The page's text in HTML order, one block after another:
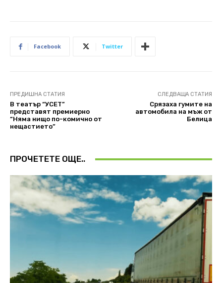
Facebook Twitter
ПРЕДИШНА СТАТИЯ
В театър “УСЕТ”
представят премиерно
“Няма нищо по-комично от
нещастието”
СЛЕДВАЩА СТАТИЯ
Срязаха гумите на
автомобила на мъж от
Белица
ПРОЧЕТЕТЕ ОЩЕ..